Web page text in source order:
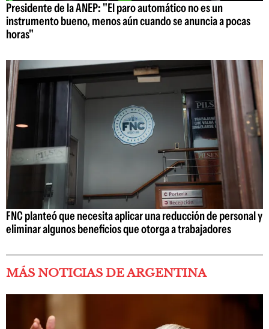
Presidente de la ANEP: "El paro automático no es un
instrumento bueno, menos aún cuando se anuncia a pocas
horas"
FNC planteó que necesita aplicar una reducción de personal y
eliminar algunos beneficios que otorga a trabajadores
MÁS NOTICIAS DE ARGENTINA